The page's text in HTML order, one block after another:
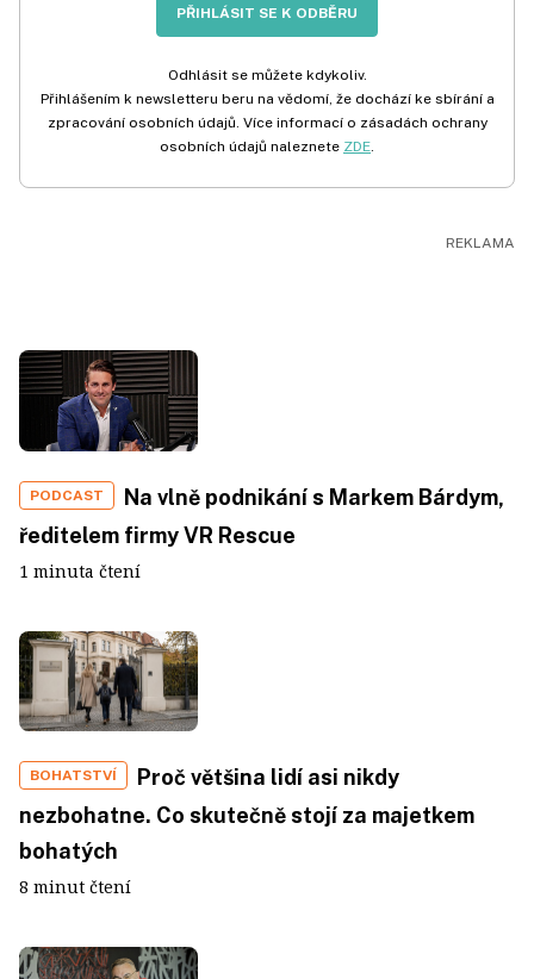
PŘIHLÁSIT SE K ODBĚRU
Odhlásit se můžete kdykoliv.
Přihlášením k newsletteru beru na vědomí, že dochází ke sbírání a
zpracování osobních údajů. Více informací o zásadách ochrany
osobních údajů naleznete ZDE.
PODCAST
Na vlně podnikání s Markem Bárdym,
ředitelem firmy VR Rescue
1 minuta čtení
BOHATSTVÍ
Proč většina lidí asi nikdy
nezbohatne. Co skutečně stojí za majetkem
bohatých
8 minut čtení